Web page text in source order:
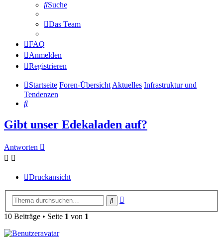
Suche
Das Team
FAQ
Anmelden
Registrieren
Startseite Foren-ÜbersichtAktuelles Infrastruktur und
Tendenzen
Suche
Gibt unser Edekaladen auf?
Antworten
Druckansicht
Suche
10 Beiträge • Seite 1 von 1